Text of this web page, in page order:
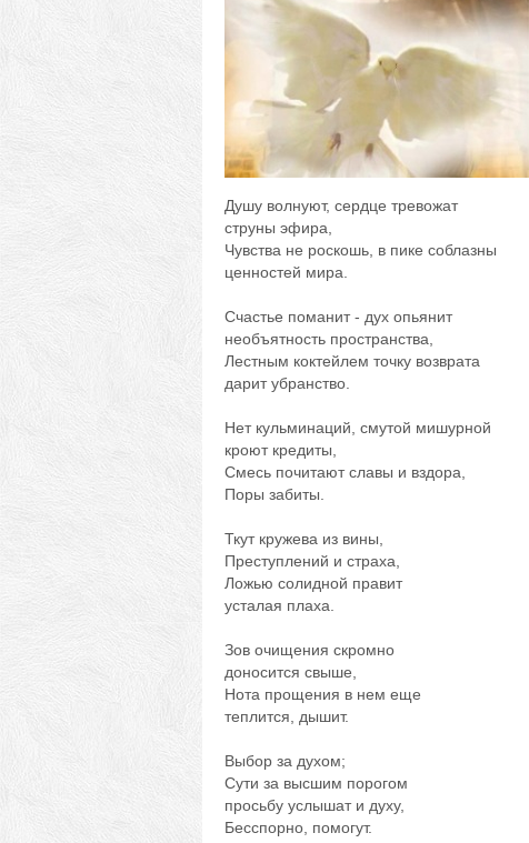
Душу волнуют, сердце тревожат
струны эфира,
Чувства не роскошь, в пике соблазны
ценностей мира.
Счастье поманит - дух опьянит
необъятность пространства,
Лестным коктейлем точку возврата
дарит убранство.
Нет кульминаций, смутой мишурной
кроют кредиты,
Смесь почитают славы и вздора,
Поры забиты.
Ткут кружева из вины,
Преступлений и страха,
Ложью солидной правит
усталая плаха.
Зов очищения скромно
доносится свыше,
Нота прощения в нем еще
теплится, дышит.
Выбор за духом;
Сути за высшим порогом
просьбу услышат и духу,
Бесспорно, помогут.